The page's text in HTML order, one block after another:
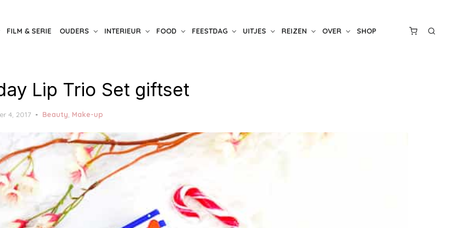
FILM & SERIE OUDERS INTERIEUR FOOD FEESTDAG UITJES REIZEN OVER SHOP
Lip Trio Set giftset
4, 2017 Beauty Make-up